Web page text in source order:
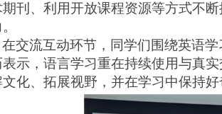
期刊、利用开放课程资源等方式不
在交流互动环节，同学们围绕英语
表示，语言学习重在持续使用与真
文化、拓展视野，并在学习中保持